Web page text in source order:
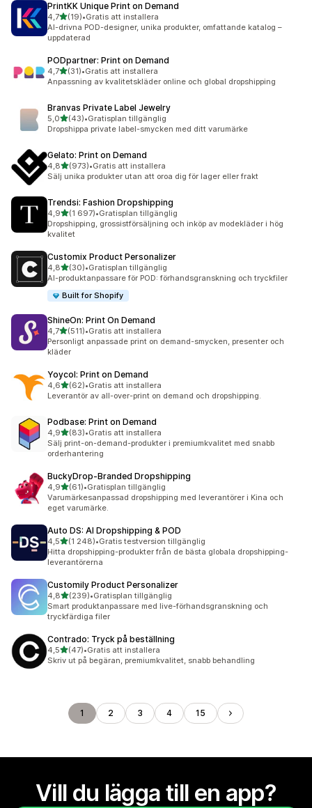
PrintKK Unique Print on Demand
4,7av 5 stjärnor
(19)
19 recensioner totalt
•Gratis att installera
AI-drivna POD-designer, unika produkter, omfattande katalog –
uppdaterad
PODpartner: Print on Demand
4,7av 5 stjärnor
(31)
31 recensioner totalt
•Gratis att installera
Anpassning av kvalitetskläder online och global dropshipping
Branvas Private Label Jewelry
5,0av 5 stjärnor
(43)
43 recensioner totalt
•Gratisplan tillgänglig
Dropshippa private label-smycken med ditt varumärke
Gelato: Print on Demand
4,8av 5 stjärnor
(973)
973 recensioner totalt
•Gratis att installera
Sälj unika produkter utan att oroa dig för lager eller frakt
Trendsi: Fashion Dropshipping
4,9av 5 stjärnor
(1 697)
1697 recensioner totalt
•Gratisplan tillgänglig
Dropshipping, grossistförsäljning och inköp av modekläder i hög
kvalitet
Customix Product Personalizer
4,8av 5 stjärnor
(30)
30 recensioner totalt
•Gratisplan tillgänglig
AI-produktanpassare för POD: förhandsgranskning och tryckfiler
Built for Shopify
ShineOn: Print On Demand
4,7av 5 stjärnor
(511)
511 recensioner totalt
•Gratis att installera
Personligt anpassade print on demand-smycken, presenter och
kläder
Yoycol: Print on Demand
4,6av 5 stjärnor
(62)
62 recensioner totalt
•Gratis att installera
Leverantör av all-over-print on demand och dropshipping.
Podbase: Print on Demand
4,9av 5 stjärnor
(83)
83 recensioner totalt
•Gratis att installera
Sälj print-on-demand-produkter i premiumkvalitet med snabb
orderhantering
BuckyDrop‑Branded Dropshipping
4,9av 5 stjärnor
(61)
61 recensioner totalt
•Gratisplan tillgänglig
Varumärkesanpassad dropshipping med leverantörer i Kina och
eget varumärke.
Auto DS: AI Dropshipping & POD
4,5av 5 stjärnor
(1 248)
1248 recensioner totalt
•Gratis testversion tillgänglig
Hitta dropshipping-produkter från de bästa globala dropshipping-
leverantörerna
Customily Product Personalizer
4,8av 5 stjärnor
(239)
239 recensioner totalt
•Gratisplan tillgänglig
Smart produktanpassare med live-förhandsgranskning och
tryckfärdiga filer
Contrado: Tryck på beställning
4,5av 5 stjärnor
(47)
47 recensioner totalt
•Gratis att installera
Skriv ut på begäran, premiumkvalitet, snabb behandling
1 2 3 4 15
Vill du lägga till en app?